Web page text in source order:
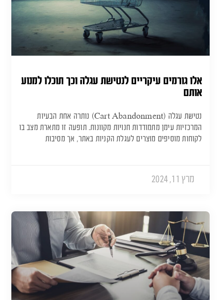
אלו גורמים עיקריים לנטישת עגלה וכך תוכלו למנוע
אותם
נטישת עגלה (Cart Abandonment) נותרה אחת הבעיות
המרכזיות עימן מתמודדות חנויות מקוונות. תופעה זו מתארת מצב בו
לקוחות מוסיפים מוצרים לעגלת הקניות באתר, אך מסיבות
מרץ 11, 2024